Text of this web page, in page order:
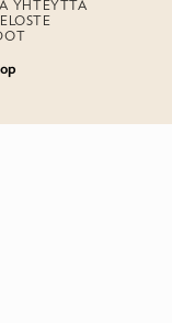
YHTEYTTÄ